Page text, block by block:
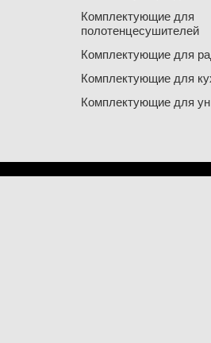
Комплектующие для
полотенцесушителей
Комплектующие для
Комплектующие для
Комплектующие для